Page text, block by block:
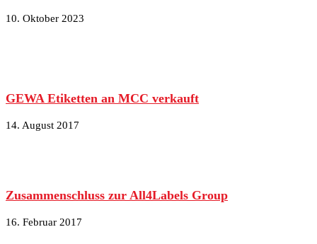
10. Oktober 2023
GEWA Etiketten an MCC verkauft
14. August 2017
Zusammenschluss zur All4Labels Group
16. Februar 2017